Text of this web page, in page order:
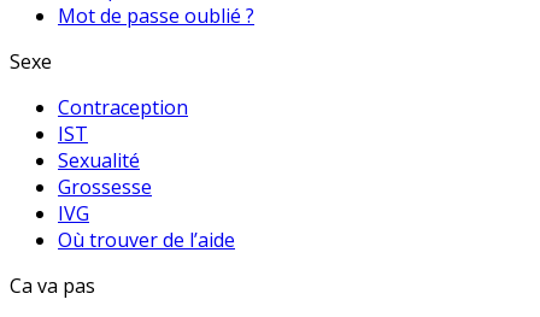
Mot de passe oublié ?
Sexe
Contraception
IST
Sexualité
Grossesse
IVG
Où trouver de l’aide
Ca va pas